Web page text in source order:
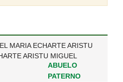
MARIA ECHARTE ARISTU
ARISTU MIGUEL
ABUELO
PATERNO